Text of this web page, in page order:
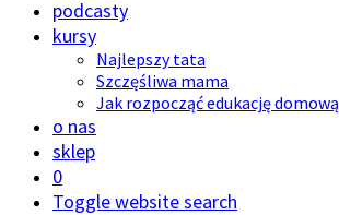
podcasty
kursy
Najlepszy tata
Szczęśliwa mama
Jak rozpocząć edukację domową
o nas
sklep
0
Toggle website search